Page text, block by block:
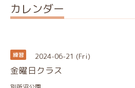
カレンダー
練習 2024-06-21 (Fri)
金曜日クラス